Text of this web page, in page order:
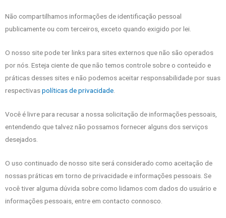
Não compartilhamos informações de identificação pessoal
publicamente ou com terceiros, exceto quando exigido por lei.
O nosso site pode ter links para sites externos que não são operados
por nós. Esteja ciente de que não temos controle sobre o conteúdo e
práticas desses sites e não podemos aceitar responsabilidade por suas
respectivaspolíticas de privacidade
Você é livre para recusar a nossa solicitação de informações pessoais,
entendendo que talvez não possamos fornecer alguns dos serviços
desejados.
O uso continuado de nosso site será considerado como aceitação de
nossas práticas em torno de privacidade e informações pessoais. Se
você tiver alguma dúvida sobre como lidamos com dados do usuário e
informações pessoais, entre em contacto connosco.